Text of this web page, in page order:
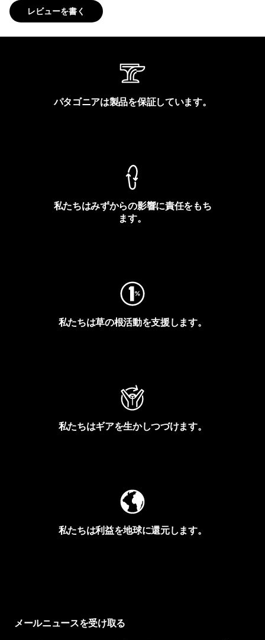
レビューを書く
パタゴニアは製品を保証しています。
私たちはみずからの影響に責任をもち
ます。
私たちは草の根活動を支援します。
私たちはギアを生かしつづけます。
私たちは利益を地球に還元します。
メールニュースを受け取る